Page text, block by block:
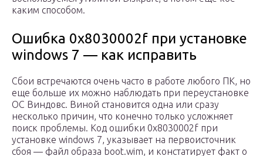
каким способом.
Ошибка 0x8030002f при установке
windows 7 — как исправить
Сбои встречаются очень часто в работе любого ПК, но
еще больше их можно наблюдать при переустановке
ОС Виндовс. Виной становится одна или сразу
несколько причин, что конечно только усложняет
поиск проблемы. Код ошибки 0x8030002f при
установке windows 7, указывает на первоисточник
сбоя — файл образа boot.wim, и констатирует факт о